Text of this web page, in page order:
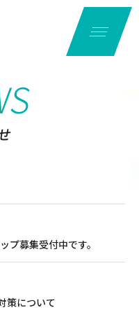
募集受付中です。
策について